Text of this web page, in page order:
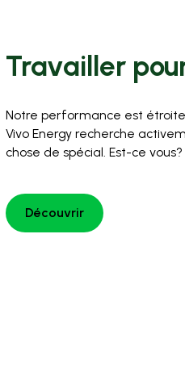
Travailler
Notre performance est
Vivo Energy recherche
chose de spécial. Est-ce vous?
Découvrir